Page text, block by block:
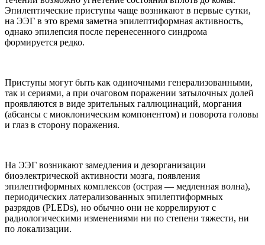
Эпилептические приступы чаще возникают в первые сутки,
на ЭЭГ в это время заметна эпилептиформная активность,
однако эпилепсия после перенесенного синдрома
формируется редко.
Приступы могут быть как одиночными генерализованными,
так и сериями, а при очаговом поражении затылочных долей
проявляются в виде зрительных галлюцинаций, моргания
(абсансы с миоклоническим компонентом) и поворота головы
и глаз в сторону поражения.
На ЭЭГ возникают замедления и дезорганизации
биоэлектрической активности мозга, появления
эпилептиформных комплексов (острая — медленная волна),
периодических латерализованных эпилептиформных
разрядов (PLEDs), но обычно они не коррелируют с
радиологическими изменениями ни по степени тяжести, ни
по локализации.